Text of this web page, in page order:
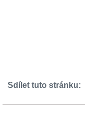
Sdílet tuto stránku: